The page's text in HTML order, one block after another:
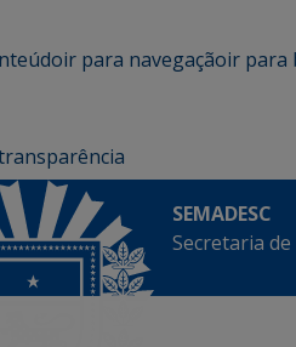
ir para navegaçãoir para
SEMADESC
Secretaria